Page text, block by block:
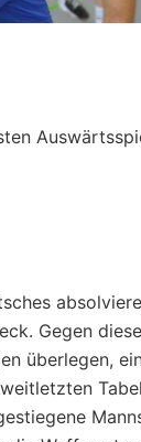
Gegen
überlegen,